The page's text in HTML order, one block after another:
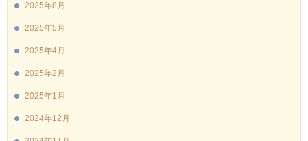
2025年8月
2025年5月
2025年4月
2025年2月
2025年1月
2024年12月